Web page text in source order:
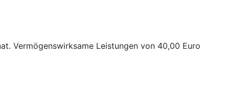
Vermögenswirksame Leistungen von 40,00 Euro